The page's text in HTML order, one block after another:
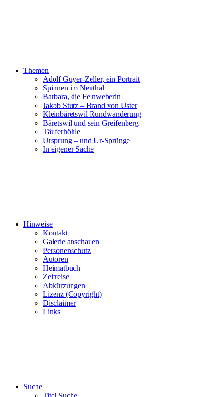
Themen
Adolf Guyer-Zeller, ein Portrait
Spinnen im Neuthal
Barbara, die Feinweberin
Jakob Stutz – Brand von Uster
Kleinbäretswil Rundwanderung
Bäretswil und sein Greifenberg
Täuferhöhle
Ursprung – und Ur-Sprünge
In eigener Sache
Hinweise
Kontakt
Galerie anschauen
Personenschutz
Autoren
Heimatbuch
Zeitreise
Abkürzungen
Lizenz (Copyright)
Disclaimer
Links
Suche
Titel Suche